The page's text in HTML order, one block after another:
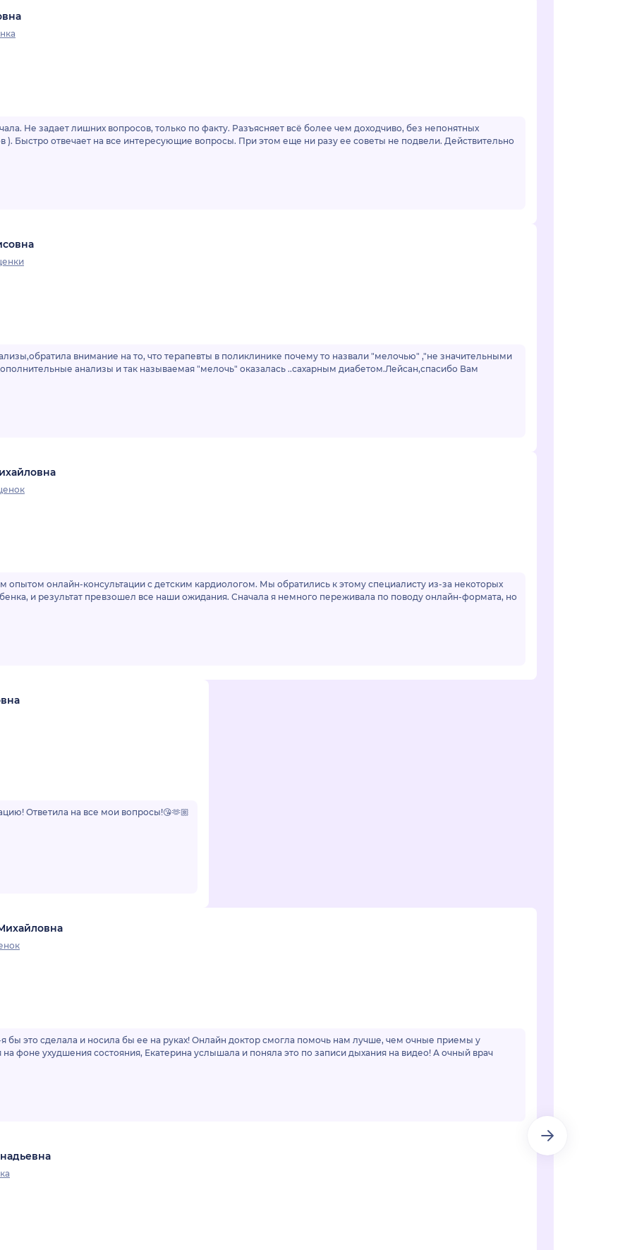
Не задает лишних вопросов, только по факту. Разъясняет всё более чем доходчиво, без непонятных
Быстро отвечает на все интересующие вопросы. При этом еще ни разу ее советы не подвели. Действительно
внимание на то, что терапевты в поликлинике почему то назвали "мелочью" ,"не значительными
анализы и так называемая "мелочь" оказалась ..сахарным диабетом.Лейсан,спасибо Вам
опытом онлайн-консультации с детским кардиологом. Мы обратились к этому специалисту из-за некоторых
и результат превзошел все наши ожидания. Сначала я немного переживала по поводу онлайн-формата, но
Ответила на все мои вопросы!😘🫶🏼
бы это сделала и носила бы ее на руках! Онлайн доктор смогла помочь нам лучше, чем очные приемы у
фоне ухудшения состояния, Екатерина услышала и поняла это по записи дыхания на видео! А очный врач